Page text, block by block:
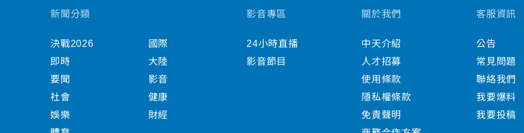
新聞分類
決戰2026
即時
要聞
社會
娛樂
國際
大陸
影音
健康
財經
影音專區
24小時直播
影音節目
關於我們
中天介紹
人才招募
使用條款
隱私權條款
免責聲明
客服資訊
公告
常見問題
聯絡我們
我要爆料
我要投稿